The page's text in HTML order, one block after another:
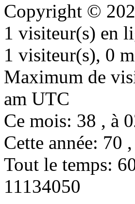
Copyright ©
1 visiteur(s) en
1 visiteur(s), 0
Maximum de
am UTC
Ce mois: 38 , à
Cette année: 70
Tout le temps:
11134050